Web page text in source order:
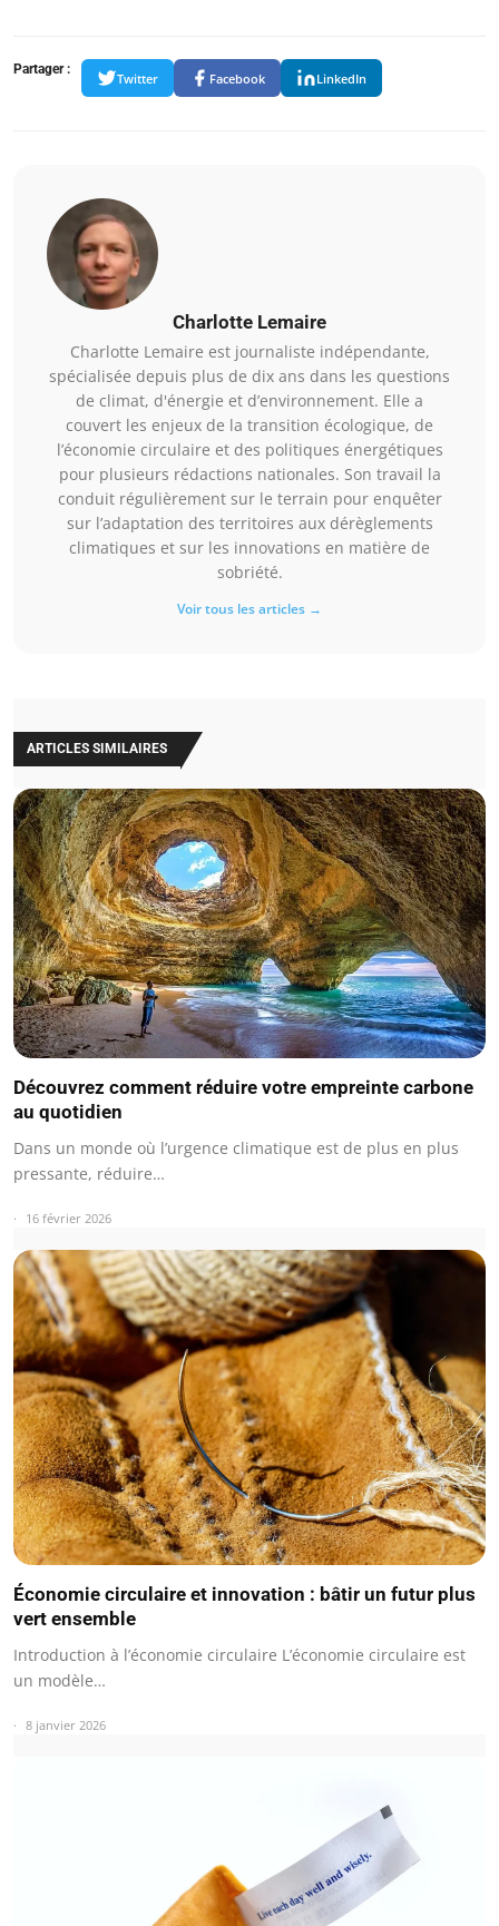
Partager :
Twitter Facebook LinkedIn
Charlotte Lemaire
Charlotte Lemaire est journaliste indépendante,
spécialisée depuis plus de dix ans dans les questions
de climat, d'énergie et d’environnement. Elle a
couvert les enjeux de la transition écologique, de
l’économie circulaire et des politiques énergétiques
pour plusieurs rédactions nationales. Son travail la
conduit régulièrement sur le terrain pour enquêter
sur l’adaptation des territoires aux dérèglements
climatiques et sur les innovations en matière de
sobriété.
Voir tous les articles →
ARTICLES SIMILAIRES
Découvrez comment réduire votre empreinte carbone
au quotidien
Dans un monde où l’urgence climatique est de plus en plus
pressante, réduire…
16 février 2026
Économie circulaire et innovation : bâtir un futur plus
vert ensemble
Introduction à l’économie circulaire L’économie circulaire est
un modèle…
8 janvier 2026